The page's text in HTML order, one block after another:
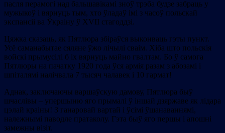
пасля перамогі над бальшавікамі зноў трэба будзе забраць у
мужыкоў і вярнуць тым, хто ўладаў імі з часоў польскай
экспансіі ва Ўкраіну ў ХVІІ стагоддзі.
Цяжка сказаць, як Пятлюра збіраўся выконваць гэты пункт.
Усё саманабытае сяляне ўжо лічылі сваім. Хіба што польскія
войскі прымусілі б іх вярнуць майно гвалтам. Бо ў самога
Пятлюры на пачатку 1920 года ўся армія разам з абозамі і
шпіталямі налічвала 7 тысяч чалавек і 10 гармат!
Аднак, заключаючы варшаўскую дамову, Пятлюра быў
шчаслівы – упершыню яго прымалі ў іншай дзяржаве як лідара
цэлай краіны! З ганаровай вартай і ўсімі ўшанаваннямі,
належнымі паводле пратаколу. Гэта быў яго першы і апошні
замежны візіт.